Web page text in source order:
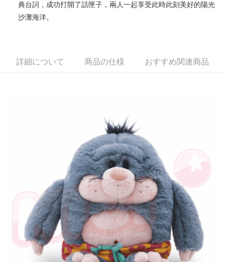
AFTEE代金後払い
説明
2.SMSで認証してお支払い手続を進めてください。
3.注文するときのお支払いは不要です。商品はご指定の住所に配送されま
代金納付期限は最短で 14 日以内ですので、ご注意ください。AFTEE アプ
リをダウンロードして AFTEE 会員になるとお支払い期限を最長 45 日以内
お支払期限は、ショップが請求した期日と、AFTEEで延長できる日数をも
とに計算されます。AFTEEで注文すると、商品を受け取るまで支払い期限
を延長できますが、商品を期限内に受け取れない場合があります（例：予
約商品や商品到着日が比較的遅い商品）。そのため、商品到着の有無に関
わらず、AFTEEで指定された期限内にお支払いください。
二、支払い限度額
1.初回 AFTEEを ご利用の際に、認証結果及び当社の審査の結果に基づ
き、限度額が設定されます。
2.決済金額は最低NT$20です。
配送方法
配送毎にNT$100、NT$490以上で送料無料
配送毎にNT$100、NT$990以上で送料無料
送料を確認
典台詞，成功打開了話匣子，兩人一起享受此時此刻美好的陽光
沙灘海洋。
詳細について 商品の仕様 おすすめ関連商品